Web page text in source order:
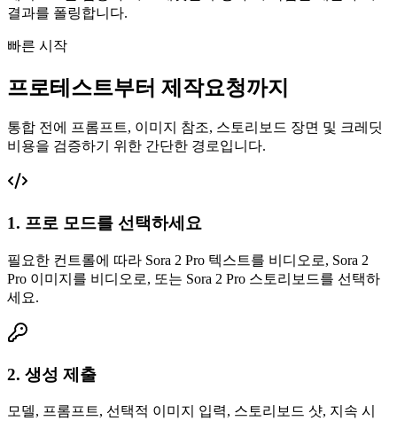
결과를 폴링합니다.
빠른 시작
프로테스트부터 제작요청까지
통합 전에 프롬프트, 이미지 참조, 스토리보드 장면 및 크레딧
비용을 검증하기 위한 간단한 경로입니다.
1. 프로 모드를 선택하세요
필요한 컨트롤에 따라 Sora 2 Pro 텍스트를 비디오로, Sora 2
Pro 이미지를 비디오로, 또는 Sora 2 Pro 스토리보드를 선택하
세요.
2. 생성 제출
모델, 프롬프트, 선택적 이미지 입력, 스토리보드 샷, 지속 시